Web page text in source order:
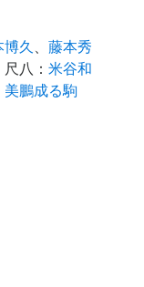
博久 、 藤本秀
尺八 ： 米谷和
美鵬成る駒